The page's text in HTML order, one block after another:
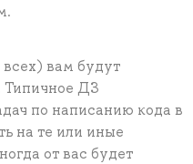
вам будут
Типичное ДЗ
по написанию кода в
на те или иные
от вас будет